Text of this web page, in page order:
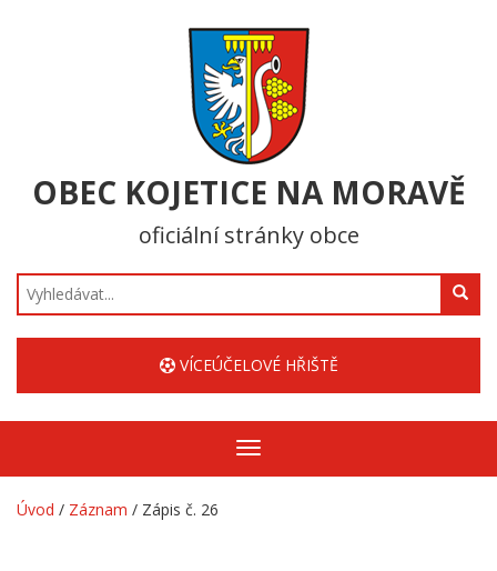
OBEC KOJETICE NA MORAVĚ
oficiální stránky obce
Hledat
VÍCEÚČELOVÉ HŘIŠTĚ
Zobrazit/skrýt
navigaci
Úvod / Záznam / Zápis č. 26